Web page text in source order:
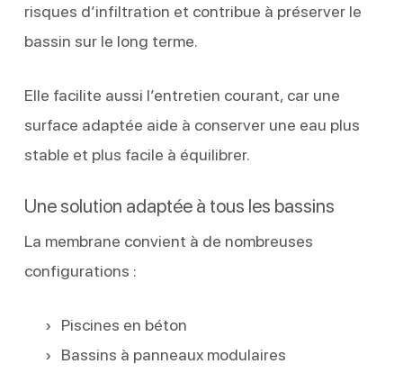
risques d’infiltration et contribue à préserver le
bassin sur le long terme.
Elle facilite aussi l’entretien courant, car une
surface adaptée aide à conserver une eau plus
stable et plus facile à équilibrer.
Une solution adaptée à tous les bassins
La membrane convient à de nombreuses
configurations :
Piscines en béton
Bassins à panneaux modulaires